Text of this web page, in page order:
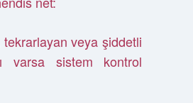
tekrarlayan veya şiddetli
varsa sistem kontrol